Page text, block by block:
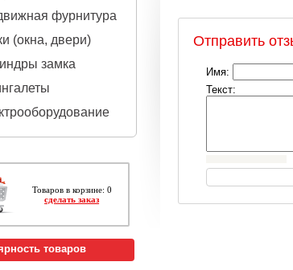
фурнитура
(окна, двери)
замка
Товарoв в корзине: 0
сделать заказ
товаров
Отправить
Имя:
Текст: